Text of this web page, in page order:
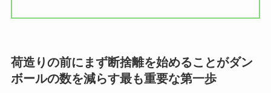
荷造りの前にまず断捨離を始めることがダン
ボールの数を減らす最も重要な第一歩